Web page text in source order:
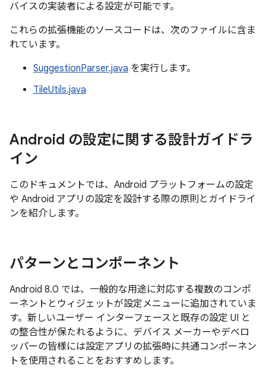
バイスの実装者による設定が可能です。
これらの拡張機能のソースコードは、次のファイルに含ま
れています。
SuggestionParser.java を実行します。
TileUtils.java
Android の設定に関する設計ガイドラ
イン
このドキュメントでは、Android プラットフォームの設定
や Android アプリの設定を設計する際の原則とガイドライ
ンを紹介します。
パターンとコンポーネント
Android 8.0 では、一般的な用途に対応する複数のコンポ
ーネントとウィジェットが設定メニューに追加されていま
す。新しいユーザー インターフェースと既存の設定 UI と
の整合性が保たれるように、デバイス メーカーやデベロ
ッパーの皆様には設定アプリの拡張時に共通コンポーネン
トを使用されることをおすすめします。